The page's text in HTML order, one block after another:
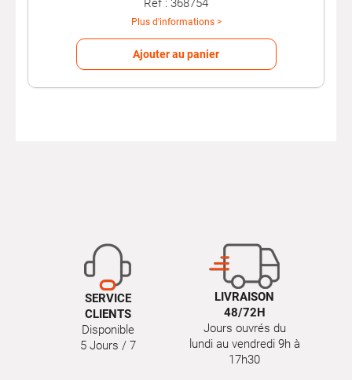
Réf : 368754
Plus d'informations >
Ajouter au panier
SERVICE
CLIENTS
Disponible
5 Jours / 7
LIVRAISON
48/72H
Jours ouvrés du
lundi au vendredi 9h à
17h30